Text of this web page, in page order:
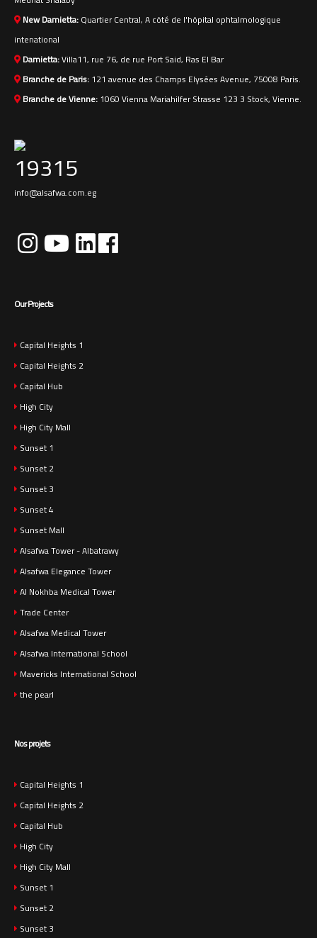
New Damietta:Quartier Central, A côté de l'hôpital ophtalmologique
intenational
Damietta:Villa11, rue 76, de rue Port Said, Ras El Bar
Branche de Paris:121 avenue des Champs Elysées Avenue, 75008 Paris.
Branche de Vienne:1060 Vienna Mariahilfer Strasse 123 3 Stock, Vienne.
19315
info@alsafwa.com.eg
Our Projects
Capital Heights 1
Capital Heights 2
Capital Hub
High City
High City Mall
Sunset 1
Sunset 2
Sunset 3
Sunset 4
Sunset Mall
Alsafwa Tower - Albatrawy
Alsafwa Elegance Tower
Al Nokhba Medical Tower
Trade Center
Alsafwa Medical Tower
Alsafwa International School
Mavericks International School
the pearl
Nos projets
Capital Heights 1
Capital Heights 2
Capital Hub
High City
High City Mall
Sunset 1
Sunset 2
Sunset 3